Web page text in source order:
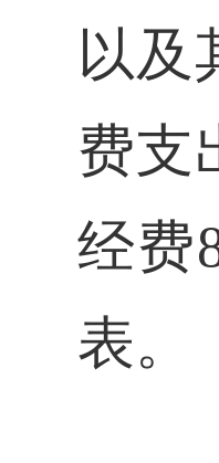
以及
费支
经费
表。